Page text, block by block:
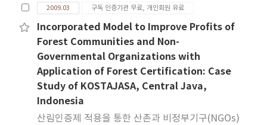
2009.03 구독 인증기관 무료, 개인회원 유료
Incorporated Model to Improve Profits of
Forest Communities and Non-
Governmental Organizations with
Application of Forest Certification: Case
Study of KOSTAJASA, Central Java,
Indonesia
산림인증제 적용을 통한 산촌과 비정부기구(NGOs)